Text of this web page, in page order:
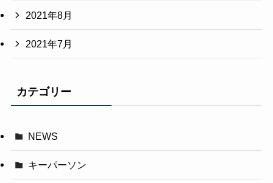
2021年8月
2021年7月
カテゴリー
NEWS
キーパーソン